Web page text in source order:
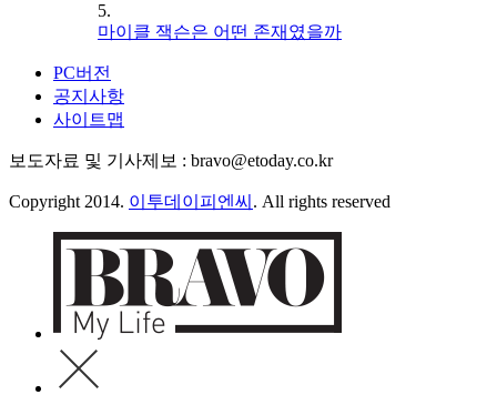
5.
마이클 잭슨은 어떤 존재였을까
PC버전
공지사항
사이트맵
보도자료 및 기사제보 : bravo@etoday.co.kr
Copyright 2014. 이투데이피엔씨 . All rights reserved